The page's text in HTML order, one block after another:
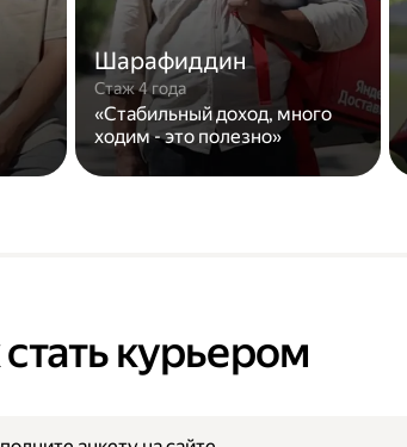
Шарафиддин
Стаж 4 года
«Стабильный доход, много
ходим - это полезно»
курьером